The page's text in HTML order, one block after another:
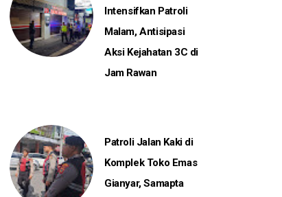
Intensifkan Patroli
Malam, Antisipasi
Aksi Kejahatan 3C di
Jam Rawan
Patroli Jalan Kaki di
Komplek Toko Emas
Gianyar, Samapta